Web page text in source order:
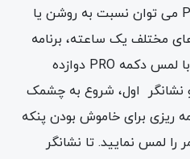
این منظور با لمس دکمه PRO می توان نسبت به روشن یا
مختلف یک ساعته، برنامه
ریزی نمود. برای این منظور ، با لمس دکمه PRO دوازده
نشانگر اول، شروع به چشمک
ریزی برای خاموش بودن پنکه
لمس نمایید. تا نشانگر